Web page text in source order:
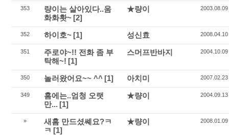
353
량이는 살아있다..움
화화홧~ [2]
★량이 2003.08.09
352 하이호~ [1] 성신효 2008.04.10
351
주로야~!! 전화 좀 부
탁해~! [1]
스머프반바지 2004.10.09
350 놀러왔어요~~ ^^ [1] 아치미 2007.02.23
349
홈에는..엄청 오랫
만... [1]
★량이 2004.09.13
»
새홈 만드셨쎼요?ㅋ
ㅋ [1]
★량이 2008.01.09